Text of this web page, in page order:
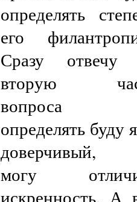
определять
его
Сразу отвечу
вторую
вопроса
определять буду
доверчивый,
могу
искренность. А